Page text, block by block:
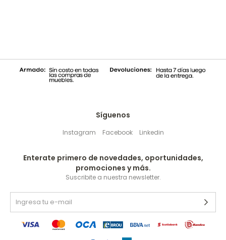
Síguenos
Instagram Facebook Linkedin
Enterate primero de novedades, oportunidades,
promociones y más.
Suscribite a nuestra newsletter.